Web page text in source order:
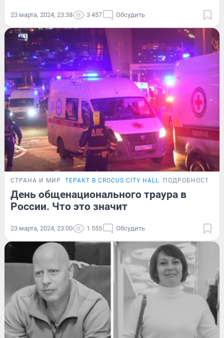
23 марта, 2024, 23:38 3 457 Обсудить
СТРАНА И МИР ТЕРАКТ В CROCUS CITY HALL ПОДРОБНОСТИ
День общенационального траура в
России. Что это значит
23 марта, 2024, 23:00 1 555 Обсудить